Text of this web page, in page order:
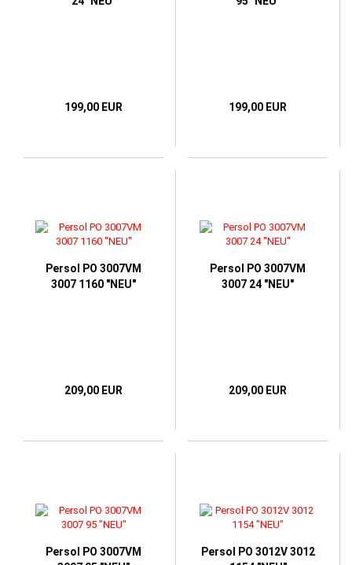
199,00 EUR 199,00 EUR
Persol PO 3007VM
3007 1160 "NEU"
209,00 EUR
Persol PO 3007VM
3007 24 "NEU"
209,00 EUR
Persol PO 3007VM
Persol PO 3012V 3012